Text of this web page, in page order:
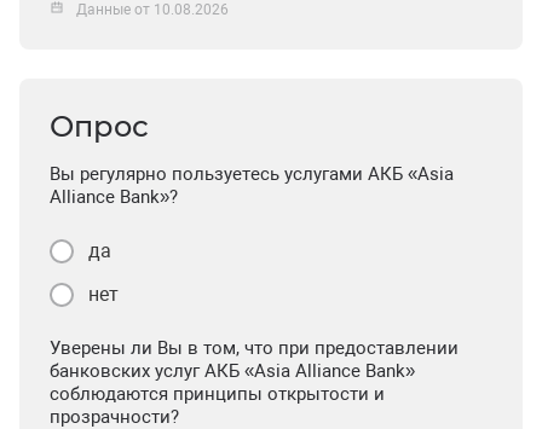
Данные от 10.08.2026
Опрос
Вы регулярно пользуетесь услугами АКБ «Asia
Alliance Bank»?
да
нет
Уверены ли Вы в том, что при предоставлении
банковских услуг АКБ «Asia Alliance Bank»
соблюдаются принципы открытости и
прозрачности?